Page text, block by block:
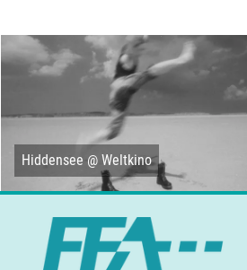
Hiddensee @ Weltkino